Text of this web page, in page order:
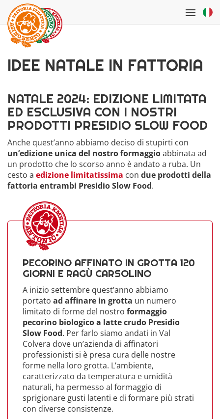
Salta al contenuto principale
Toggle
IDEE NATALE IN FATTORIA
NATALE 2024: EDIZIONE LIMITATA
ED ESCLUSIVA CON I NOSTRI
PRODOTTI PRESIDIO SLOW FOOD
Anche quest’anno abbiamo deciso di stupirti con
un’edizione unica del nostro formaggioabbinata ad
un prodotto che lo scorso anno è andato a ruba. Un
cesto a edizione limitatissima con due prodotti della
fattoria entrambi Presidio Slow Food.
PECORINO AFFINATO IN GROTTA 120
GIORNI E RAGÙ CARSOLINO
A inizio settembre quest’anno abbiamo
portato ad affinare in grotta un numero
limitato di forme del nostro formaggio
pecorino biologico a latte crudo Presidio
Slow Food. Per farlo siamo andati in Val
Colvera dove un’azienda di affinatori
professionisti si è presa cura delle nostre
forme nella loro grotta. L’ambiente,
caratterizzato da temperatura e umidità
naturali, ha permesso al formaggio di
sprigionare gusti latenti e di formare più strati
con diverse consistenze.